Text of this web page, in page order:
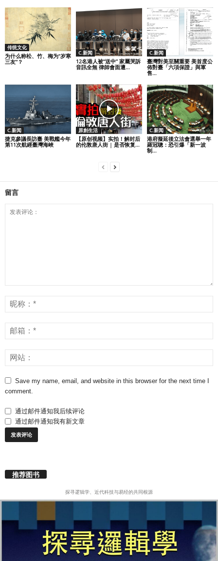
传统文化
为什么称松、竹、梅为“岁寒
三友”？
C.新闻
12名港人被“送中” 家屬哭訴
音訊全無 律師會面遭...
C.新闻
臺灣對美至關重要 美首度公
佈對臺「六項保證」與軍
售...
C.新闻
捷克參議長訪臺 美戰艦今年
第11次航經臺灣海峽
原創生活
【原创视频】实拍！解封后
的伦敦唐人街 | 是否恢复...
C.新闻
港府擬延後立法會選舉一年
羅冠聰：恐引爆「新一波
制...
留言
Save my name, email, and website in this browser for the next time I
comment.
通过邮件通知我后续评论
通过邮件通知我有新文章
推荐图书
探寻逻辑学、近代科技与易经的共同根源